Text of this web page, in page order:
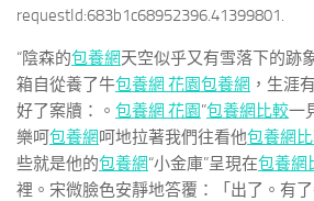
requestId:683b1c68952396.41399801.
“陰森的包養網天空似乎又有雪落下的跡
箱自從養了牛包養網 花園包養網 ，生涯
好了案牘：。 包養網 花園”包養網比較一
樂呵包養網呵地拉著我們往看他包養網
些就是他的包養網“小金庫”呈現在包養網
裡。宋微臉色安靜地答覆：「出了。有